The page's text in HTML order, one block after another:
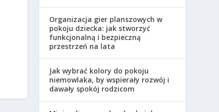
Organizacja gier planszowych w
pokoju dziecka: jak stworzyć
funkcjonalną i bezpieczną
przestrzeń na lata
Jak wybrać kolory do pokoju
niemowlaka, by wspierały rozwój i
dawały spokój rodzicom